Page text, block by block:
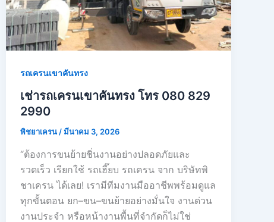
รถเครนเขาคันทรง
เช่ารถเครนเขาคันทรง โทร 080 829
2990
พิชยาเครน /มีนาคม 3, 2026
“ต้องการขนย้ายชิ่นงานอย่างปลอดภัยและ
รวดเร็ว เรียกใช้ รถเฮี๊ยบ รถเครน จาก บริษัทพิ
ชาเครน ได้เลย! เรามีทีมงานมืออาชีพพร้อมดูแล
ทุกขั้นตอน ยก–ขน–ขนย้ายอย่างมั่นใจ งานด่วน
งานประจำ หรือหน้างานพื้นที่จำกัดก็ไม่ใช่